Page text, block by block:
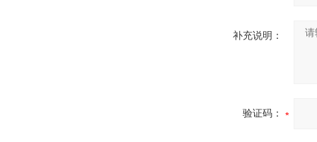
补充说明：
验证码：